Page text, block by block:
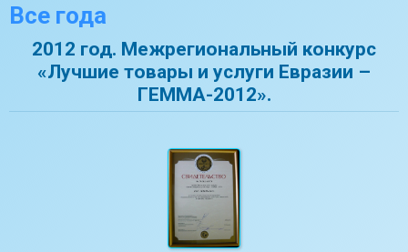
Все года
2012 год. Межрегиональный конкурс
«Лучшие товары и услуги Евразии –
ГЕММА-2012».